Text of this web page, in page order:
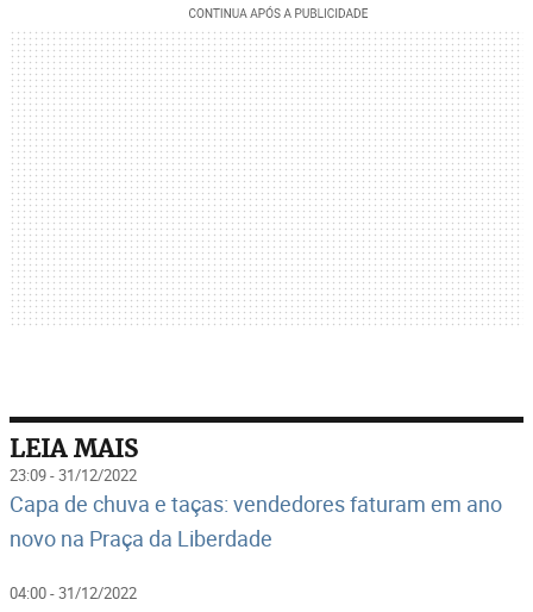
LEIA MAIS
23:09 - 31/12/2022
Capa de chuva e taças: vendedores faturam em ano
novo na Praça da Liberdade
04:00 - 31/12/2022